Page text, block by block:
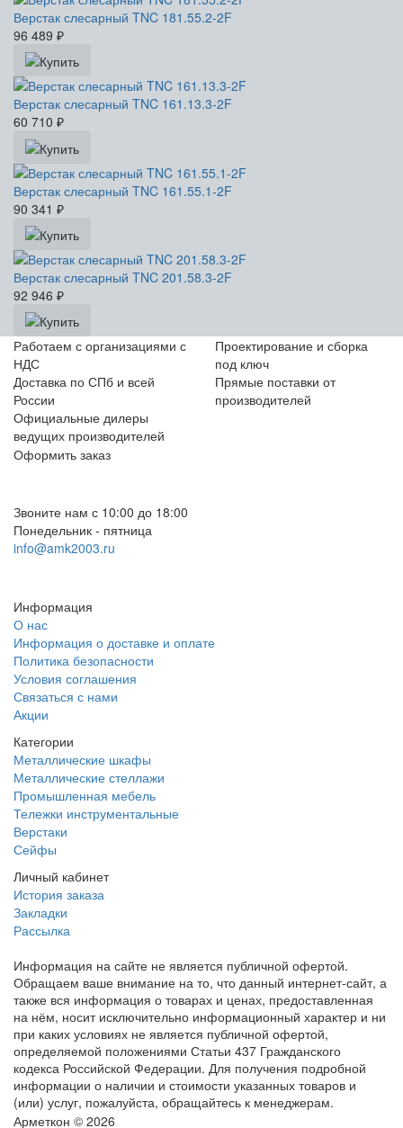
Верстак слесарный TNC 181.55.2-2F
96 489 ₽
Верстак слесарный TNC 161.13.3-2F
60 710 ₽
Верстак слесарный TNC 161.55.1-2F
90 341 ₽
Верстак слесарный TNC 201.58.3-2F
92 946 ₽
Работаем с организациями с
НДС
Проектирование и сборка
под ключ
Доставка по СПб и всей
России
Прямые поставки от
производителей
Официальные дилеры
ведущих производителей
Оформить заказ
Звоните нам с 10:00 до 18:00
Понедельник - пятница
info@amk2003.ru
Информация
О нас
Информация о доставке и оплате
Политика безопасности
Условия соглашения
Связаться с нами
Акции
Категории
Металлические шкафы
Металлические стеллажи
Промышленная мебель
Тележки инструментальные
Верстаки
Сейфы
Личный кабинет
История заказа
Закладки
Рассылка
Информация на сайте не является публичной офертой.
Обращаем ваше внимание на то, что данный интернет-сайт, а
также вся информация о товарах и ценах, предоставленная
на нём, носит исключительно информационный характер и ни
при каких условиях не является публичной офертой,
определяемой положениями Статьи 437 Гражданского
кодекса Российской Федерации. Для получения подробной
информации о наличии и стоимости указанных товаров и
(или) услуг, пожалуйста, обращайтесь к менеджерам.
Арметкон © 2026